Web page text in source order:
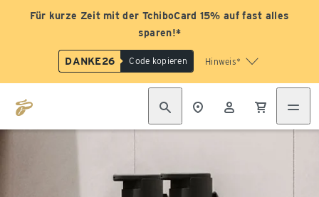
Für kurze Zeit mit der TchiboCard 15% auf fast alles
sparen!*
DANKE26 Code kopieren Hinweis*